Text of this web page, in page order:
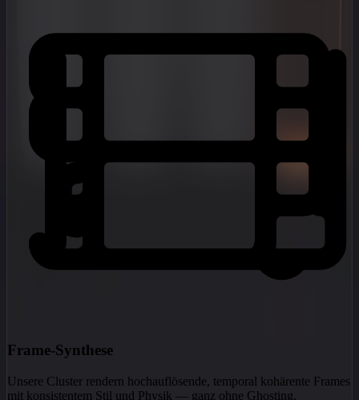
Frame-Synthese
Unsere Cluster rendern hochauflösende, temporal kohärente Frames
mit konsistentem Stil und Physik — ganz ohne Ghosting.